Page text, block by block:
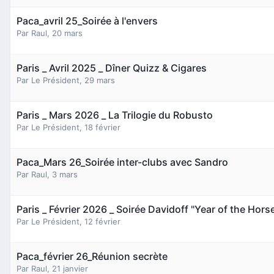
Paca_avril 25_Soirée à l'envers
Par Raul, 20 mars
Paris _ Avril 2025 _ Dîner Quizz & Cigares
Par Le Président 29 mars
Paris _ Mars 2026 _ La Trilogie du Robusto
Par Le Président, 18 février
Paca_Mars 26_Soirée inter-clubs avec Sandro
Par Raul 3 mars
Paris _ Février 2026 _ Soirée Davidoff "Year of the
Par Le Président, 12 février
Paca_février 26_Réunion secrète
Par Raul 21 janvier